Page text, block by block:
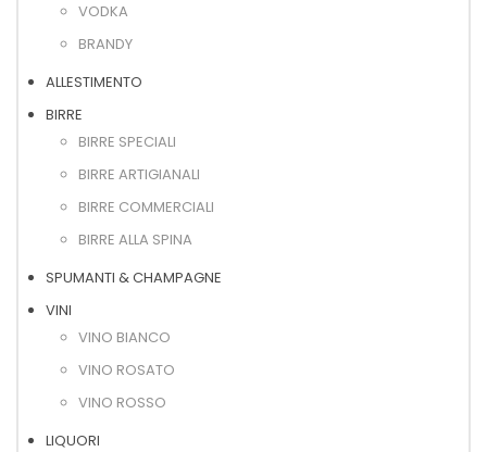
VODKA
BRANDY
ALLESTIMENTO
BIRRE
BIRRE SPECIALI
BIRRE ARTIGIANALI
BIRRE COMMERCIALI
BIRRE ALLA SPINA
SPUMANTI & CHAMPAGNE
VINI
VINO BIANCO
VINO ROSATO
VINO ROSSO
LIQUORI